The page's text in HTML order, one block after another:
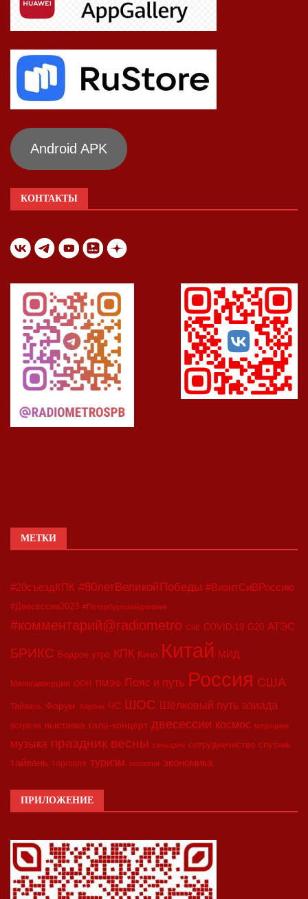
Android APK
КОНТАКТЫ
МЕТКИ
#20съездКПК #80летВеликойПобеды #ВизитСиВРоссию
#Двесессии2023 #Петербургскийдневник
#комментарий@radiometro CIIE COVID-19 G20 АТЭС
БРИКС Бодрое утро КПК Кино Китай МИД
Минкоммерции ООН ПМЭФ Пояс и путь Россия США
Тайвань Форум Харбин ЧС ШОС Шёлковый путь азиада
встреча выставка гала-концерт двесессии космос медицина
музыка праздник весны синьцзян сотрудничество спутник
тайвань торговля туризм экология экономика
ПРИЛОЖЕНИЕ